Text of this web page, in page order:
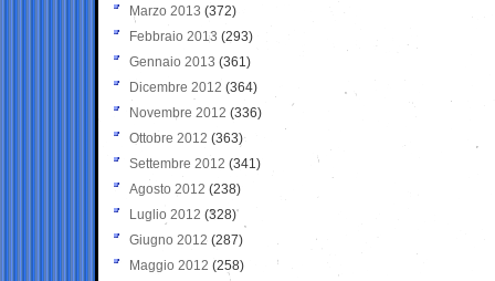
Marzo 2013 (372)
Febbraio 2013 (293)
Gennaio 2013 (361)
Dicembre 2012 (364)
Novembre 2012 (336)
Ottobre 2012 (363)
Settembre 2012 (341)
Agosto 2012 (238)
Luglio 2012 (328)
Giugno 2012 (287)
Maggio 2012 (258)